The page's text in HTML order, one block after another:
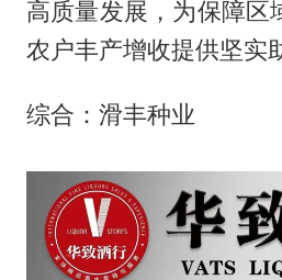
高质量发展，为保障区
农户丰产增收提供坚实
综合：滑丰种业